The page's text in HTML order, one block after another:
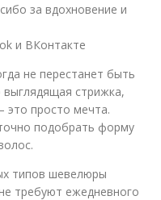
за вдохновение и
и ВКонтакте
не перестанет быть
выглядящая стрижка,
это просто мечта.
подобрать форму
типов шевелюры
требуют ежедневного